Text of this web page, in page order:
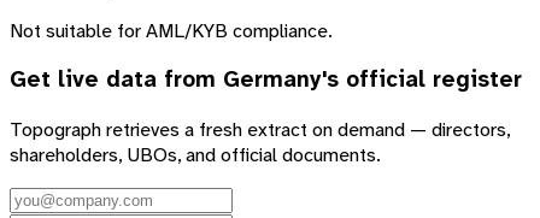
Not suitable for AML/KYB compliance.
Get live data from Germany's official register
Topograph retrieves a fresh extract on demand — directors,
shareholders, UBOs, and official documents.